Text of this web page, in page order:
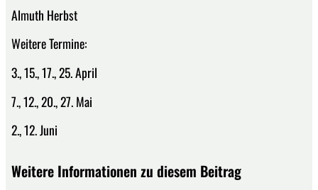
Almuth Herbst
Weitere Termine:
3., 15., 17., 25. April
7., 12., 20., 27. Mai
2., 12. Juni
Weitere Informationen zu diesem Beitrag